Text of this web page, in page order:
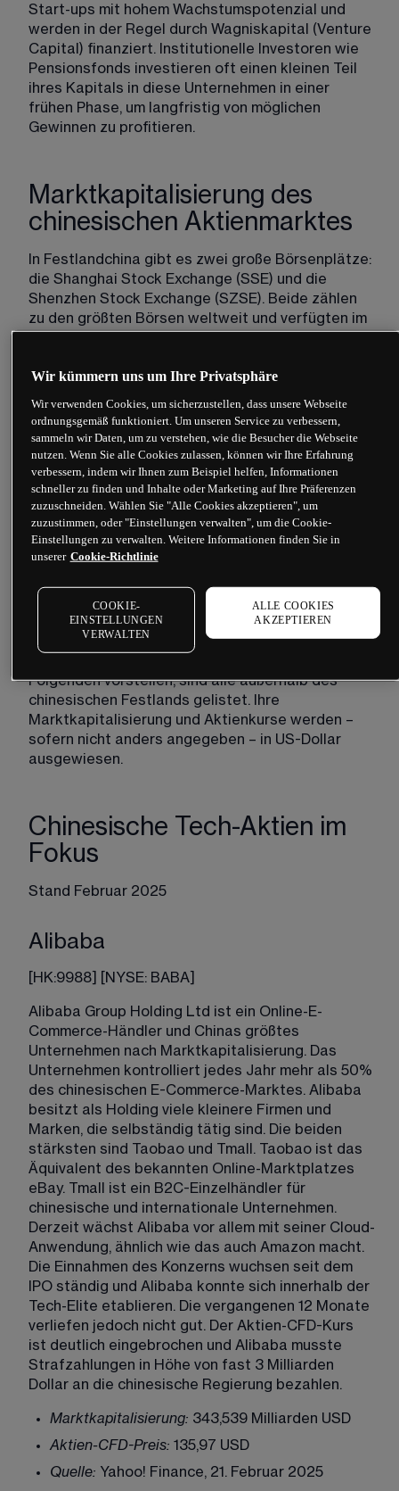
Start-ups mit hohem Wachstumspotenzial und
werden in der Regel durch Wagniskapital (Venture
Capital) finanziert. Institutionelle Investoren wie
Pensionsfonds investieren oft einen kleinen Teil
ihres Kapitals in diese Unternehmen in einer
frühen Phase, um langfristig von möglichen
Gewinnen zu profitieren.
Marktkapitalisierung des
chinesischen Aktienmarktes
In Festlandchina gibt es zwei große Börsenplätze:
die Shanghai Stock Exchange (SSE) und die
Shenzhen Stock Exchange (SZSE). Beide zählen
zu den größten Börsen weltweit und verfügten im
Billionen US-Dollar (SZSE). Auf diesen
inländischen Börsen sind zahlreiche chinesische
Banken, Fluggesellschaften und
Industrieunternehmen gelistet.
Viele chinesische Tech-Unternehmen entscheiden
sich jedoch bewusst für eine Auslandsnotierung
meist an der Hong Kong Stock Exchange (HKEX),
der Nasdaq oder der New York Stock Exchange
(NYSE). Der Grund: Zugang zu einem größeren Pool
höhere Bewertungen sowie vergleichsweise
weniger strenge Zulassungsanforderungen als
am heimischen Markt.
Folgenden vorstellen, sind alle außerhalb des
chinesischen Festlands gelistet. Ihre
Marktkapitalisierung und Aktienkurse werden –
sofern nicht anders angegeben – in US-Dollar
ausgewiesen.
Chinesische Tech-Aktien im
Fokus
Stand Februar 2025
Alibaba
[HK:9988] [NYSE: BABA]
Alibaba Group Holding Ltd ist ein Online-E-
Commerce-Händler und Chinas größtes
Unternehmen nach Marktkapitalisierung. Das
Unternehmen kontrolliert jedes Jahr mehr als 50%
des chinesischen E-Commerce-Marktes. Alibaba
besitzt als Holding viele kleinere Firmen und
Marken, die selbständig tätig sind. Die beiden
stärksten sind Taobao und Tmall. Taobao ist das
Äquivalent des bekannten Online-Marktplatzes
eBay. Tmall ist ein B2C-Einzelhändler für
chinesische und internationale Unternehmen.
Derzeit wächst Alibaba vor allem mit seiner Cloud-
Anwendung, ähnlich wie das auch Amazon macht.
Die Einnahmen des Konzerns wuchsen seit dem
IPO ständig und Alibaba konnte sich innerhalb der
Tech-Elite etablieren. Die vergangenen 12 Monate
verliefen jedoch nicht gut. Der Aktien-CFD-Kurs
ist deutlich eingebrochen und Alibaba musste
Strafzahlungen in Höhe von fast 3 Milliarden
Dollar an die chinesische Regierung bezahlen.
Marktkapitalisierung: 343,539 Milliarden USD
Aktien-CFD-Preis: 135,97 USD
Quelle: Yahoo! Finance, 21. Februar 2025
Wir kümmern uns um Ihre Privatsphäre
Wir verwenden Cookies, um sicherzustellen, dass unsere Webseite
ordnungsgemäß funktioniert. Um unseren Service zu verbessern,
sammeln wir Daten, um zu verstehen, wie die Besucher die Webseite
nutzen. Wenn Sie alle Cookies zulassen, können wir Ihre Erfahrung
verbessern, indem wir Ihnen zum Beispiel helfen, Informationen
schneller zu finden und Inhalte oder Marketing auf Ihre Präferenzen
zuzuschneiden. Wählen Sie "Alle Cookies akzeptieren", um
zuzustimmen, oder "Einstellungen verwalten", um die Cookie-
Einstellungen zu verwalten. Weitere Informationen finden Sie in
unserer Cookie-Richtlinie
COOKIE-
EINSTELLUNGEN
VERWALTEN
ALLE COOKIES
AKZEPTIEREN